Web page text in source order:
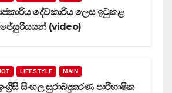
දේවකාරිය ලෙස ඉටුකළ
(video)
LIFESTYLE MAIN
සිංහල සුරාබදුකරණ පාරිභාෂික